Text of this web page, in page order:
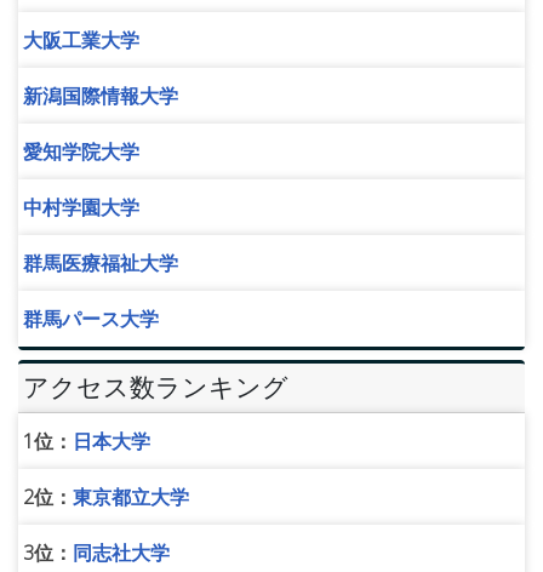
大阪工業大学
新潟国際情報大学
愛知学院大学
中村学園大学
群馬医療福祉大学
群馬パース大学
アクセス数ランキング
1位： 日本大学
2位： 東京都立大学
3位： 同志社大学